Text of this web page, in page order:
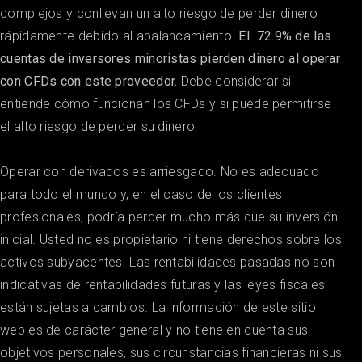
complejos y conllevan un alto riesgo de perder dinero
rápidamente debido al apalancamiento. El 72.9% de las
cuentas de inversores minoristas pierden dinero al operar
con CFDs con este proveedor. Debe considerar si
entiende cómo funcionan los CFDs y si puede permitirse
el alto riesgo de perder su dinero.
Operar con derivados es arriesgado. No es adecuado
para todo el mundo y, en el caso de los clientes
profesionales, podría perder mucho más que su inversión
inicial. Usted no es propietario ni tiene derechos sobre los
activos subyacentes. Las rentabilidades pasadas no son
indicativas de rentabilidades futuras y las leyes fiscales
están sujetas a cambios. La información de este sitio
web es de carácter general y no tiene en cuenta sus
objetivos personales, sus circunstancias financieras ni sus